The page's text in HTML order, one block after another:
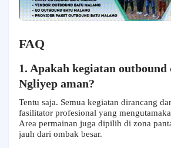
FAQ
1. Apakah kegiatan outbound
Ngliyep aman?
Tentu saja. Semua kegiatan dirancang
fasilitator profesional yang
Area permainan juga dipilih di zona
jauh dari ombak besar.